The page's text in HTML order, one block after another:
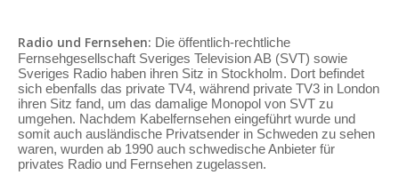
Radio und Fernsehen: Die öffentlich-rechtliche
Fernsehgesellschaft Sveriges Television AB (SVT) sowie
Sveriges Radio haben ihren Sitz in Stockholm. Dort befindet
sich ebenfalls das private TV4, während private TV3 in London
ihren Sitz fand, um das damalige Monopol von SVT zu
umgehen. Nachdem Kabelfernsehen eingeführt wurde und
somit auch ausländische Privatsender in Schweden zu sehen
waren, wurden ab 1990 auch schwedische Anbieter für
privates Radio und Fernsehen zugelassen.